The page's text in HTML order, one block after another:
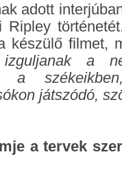
adott
Ripley
készülő filmet,
a
a
játszódó,
a tervek